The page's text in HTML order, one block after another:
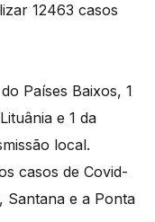
12463 casos
Países Baixos, 1
e 1 da
local.
casos de Covid-
Santana e a Ponta